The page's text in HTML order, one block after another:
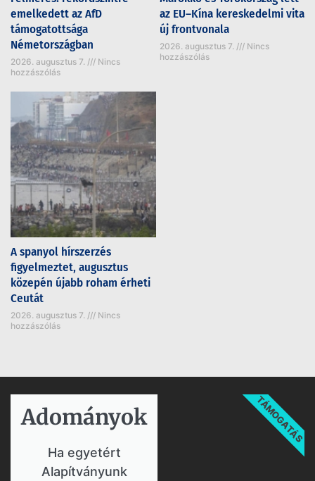
emelkedett az AfD
támogatottsága
Németországban
2026. augusztus 7.
Nincs
hozzászólás
az EU–Kína kereskedelmi vita
új frontvonala
2026. augusztus 7.
Nincs
hozzászólás
A spanyol hírszerzés
figyelmeztet, augusztus
közepén újabb roham érheti
Ceutát
2026. augusztus 7.
Nincs
hozzászólás
Adományok​
Ha egyetért
Alapítványunk
TÁMOGATÁS